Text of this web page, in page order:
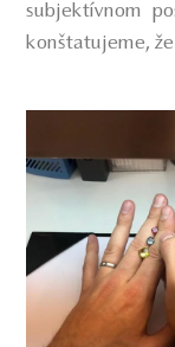
subjektívnom
konštatujeme,